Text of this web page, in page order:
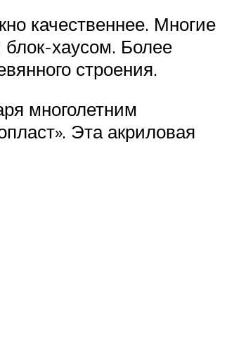
качественнее. Многие
хаусом. Более
строения.
многолетним
Эта акриловая